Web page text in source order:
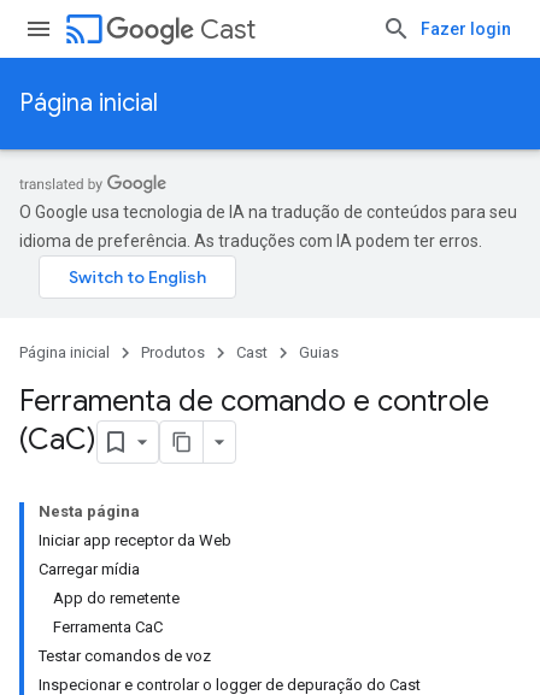
cast Cast Fazer login
Página inicial
O Google usa tecnologia de IA na tradução de conteúdos para seu
idioma de preferência. As traduções com IA podem ter erros.
Página inicial Produtos Cast Guias
Ferramenta de comando e controle
(CaC)
Nesta página
Iniciar app receptor da Web
Carregar mídia
App do remetente
Ferramenta CaC
Testar comandos de voz
Inspecionar e controlar o logger de depuração do Cast